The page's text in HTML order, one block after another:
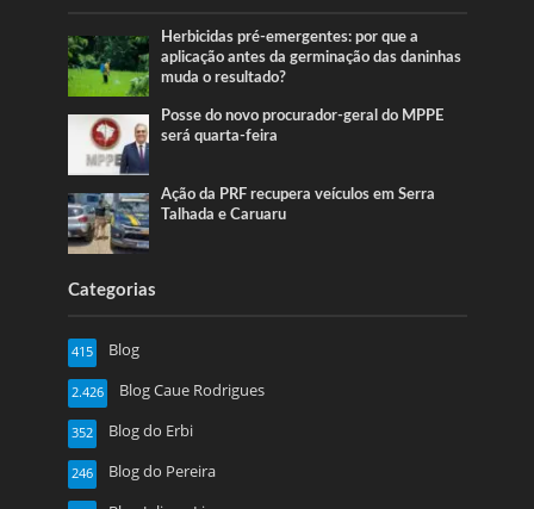
Herbicidas pré-emergentes: por que a
aplicação antes da germinação das daninhas
muda o resultado?
Posse do novo procurador-geral do MPPE
será quarta-feira
Ação da PRF recupera veículos em Serra
Talhada e Caruaru
Categorias
Blog
415
Blog Caue Rodrigues
2.426
Blog do Erbi
352
Blog do Pereira
246